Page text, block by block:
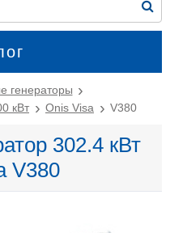
генераторы
кВт
Onis Visa V380
302.4 кВт
V380